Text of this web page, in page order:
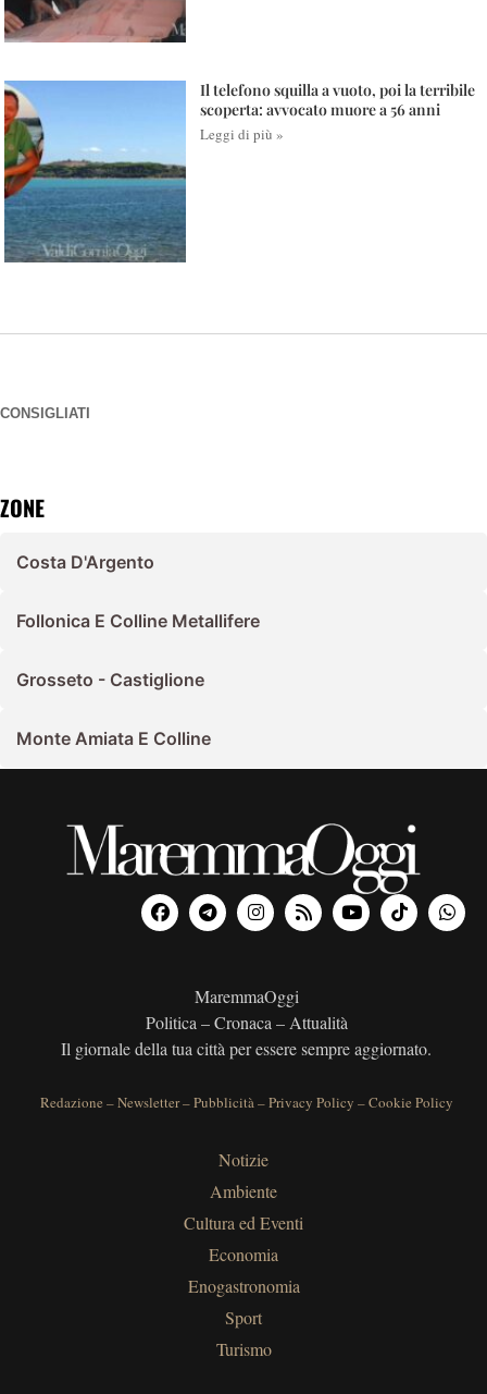
Il telefono squilla a vuoto, poi la terribile
scoperta: avvocato muore a 56 anni
Leggi di più »
CONSIGLIATI
ZONE
Costa D'Argento
Follonica E Colline Metallifere
Grosseto - Castiglione
Monte Amiata E Colline
MaremmaOggi
Politica – Cronaca – Attualità
Il giornale della tua città per essere sempre aggiornato.
Redazione –Newsletter–Pubblicità–Privacy Policy –Cookie Policy
Notizie
Ambiente
Cultura ed Eventi
Economia
Enogastronomia
Sport
Turismo